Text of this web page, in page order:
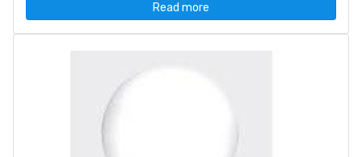
Read more